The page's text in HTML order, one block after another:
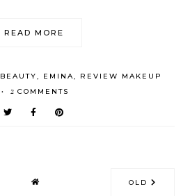
READ MORE
BEAUTY, EMINA, REVIEW MAKEUP
• 2 COMMENTS
OLD